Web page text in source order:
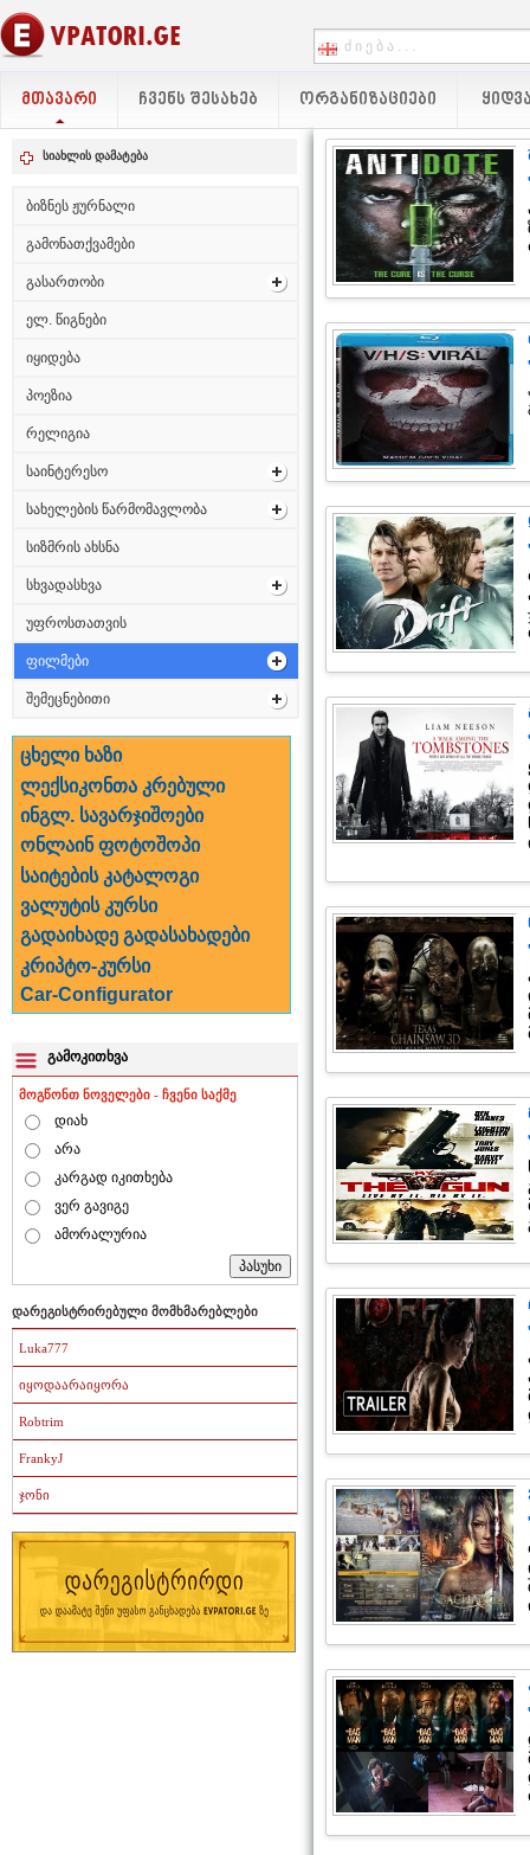
ᲛᲗᲐᲕᲐᲠᲘ ᲩᲕᲔᲜᲡ ᲨᲔᲡᲐᲮᲔᲑ ᲝᲠᲒᲐᲜᲘᲖᲐᲪᲘᲔᲑᲘ
სიახლის დამატება
ბიზნეს ჟურნალი
გამონათქვამები
გასართობი
ელ. წიგნები
იყიდება
პოეზია
რელიგია
საინტერესო
სახელების წარმომავლობა
სიზმრის ახსნა
სხვადასხვა
უფროსთათვის
ფილმები
შემეცნებითი
ცხელი ხაზი
ლექსიკონთა კრებული
ინგლ. სავარჯიშოები
ონლაინ ფოტოშოპი
საიტების კატალოგი
ვალუტის კურსი
გადაიხადე გადასახადები
კრიპტო-კურსი
Car-Configurator
გამოკითხვა
მოგწონთ ნოველები - ჩვენი საქმე
დიახ
არა
კარგად იკითხება
ვერ გავიგე
ამორალურია
დარეგისტრირებული მომხმარებლები
Luka777
იყოდაარაიყორა
Robtrim
FrankyJ
ჯონი